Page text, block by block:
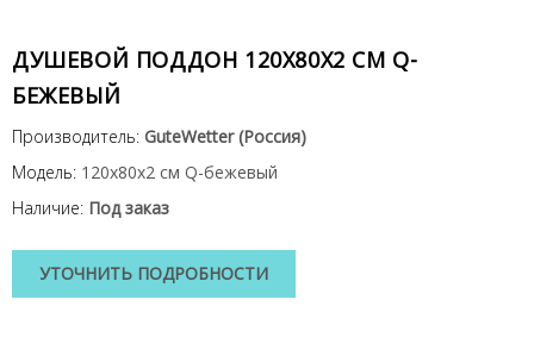
ДУШЕВОЙ ПОДДОН 120X80X2 СМ Q-
БЕЖЕВЫЙ
Производитель: GuteWetter (Россия)
Модель: 120x80x2 см Q-бежевый
Наличие: Под заказ
УТОЧНИТЬ ПОДРОБНОСТИ